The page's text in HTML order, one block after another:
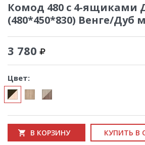
Комод 480 с 4-ящиками
(480*450*830) Венге/Дуб
3 780
Цвет:
В КОРЗИНУ
КУПИТЬ В